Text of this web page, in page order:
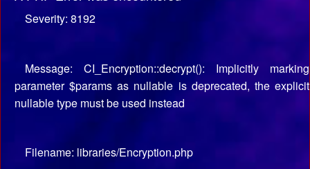
Severity: 8192
Message: CI_Encryption::decrypt(): Implicitly marking
parameter $params as nullable is deprecated, the explicit
nullable type must be used instead
Filename: libraries/Encryption.php